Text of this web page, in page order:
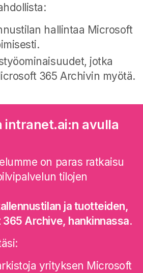
hallintaa Microsoft
jotka
365 Archivin myötä.
intranet.ai:n avulla
on paras ratkaisu
tilojen
ja tuotteiden,
Archive, hankinnassa.
yrityksen Microsoft